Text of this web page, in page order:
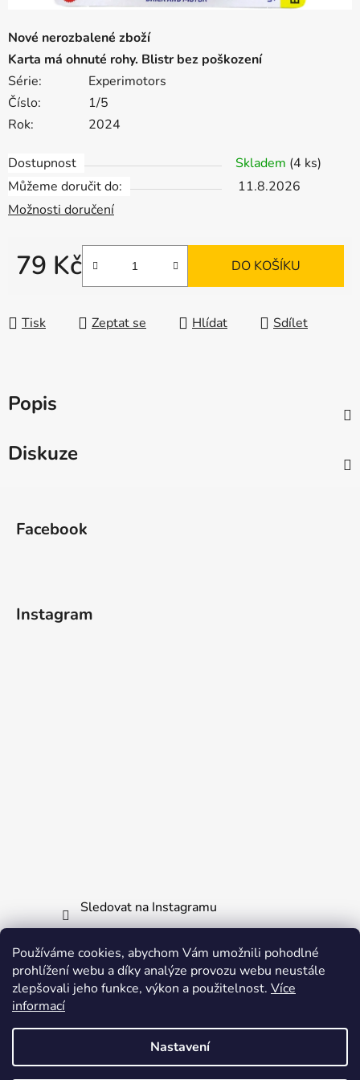
Používáme cookies, abychom Vám umožnili pohodlné
prohlížení webu a díky analýze provozu webu neustále
zlepšovali jeho funkce, výkon a použitelnost. Více
informací
Nastavení
Nové nerozbalené zboží
Karta má ohnuté rohy. Blistr bez poškození
Série:
Experimotors
Číslo:
1/5
Rok:
2024
Dostupnost Skladem (4 ks)
Můžeme doručit do:
11.8.2026
Možnosti doručení
79 Kč
Měrná cena:
DO KOŠÍKU
Tisk Zeptat se Hlídat Sdílet
Popis
Diskuze
Facebook
Instagram
Sledovat na Instagramu
Informace pro vás
Obchodní podmínky